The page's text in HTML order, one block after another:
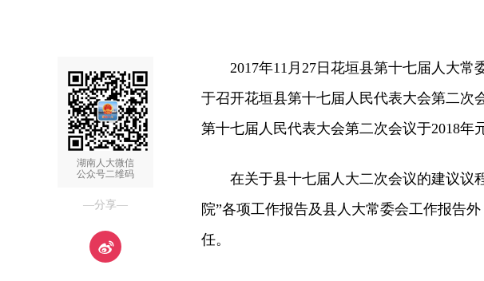
湖南人大微信
公众号二维码
—分享—
2017年11月27日花垣县第十七届人大常
于召开花垣县第十七届人民代表大会第二次
第十七届人民代表大会第二次会议于2018年
在关于县十七届人大二次会议的建议议
院”各项工作报告及县人大常委会工作报告
任。